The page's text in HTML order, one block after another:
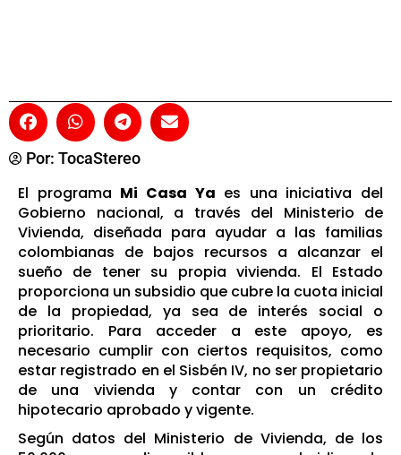
Por: TocaStereo
El programa Mi Casa Ya es una iniciativa del
Gobierno nacional, a través del Ministerio de
Vivienda, diseñada para ayudar a las familias
colombianas de bajos recursos a alcanzar el
sueño de tener su propia vivienda. El Estado
proporciona un subsidio que cubre la cuota inicial
de la propiedad, ya sea de interés social o
prioritario. Para acceder a este apoyo, es
necesario cumplir con ciertos requisitos, como
estar registrado en el Sisbén IV, no ser propietario
de una vivienda y contar con un crédito
hipotecario aprobado y vigente.
Según datos del Ministerio de Vivienda, de los